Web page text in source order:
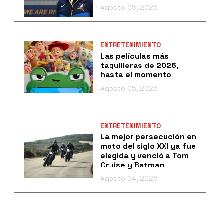
Agosto 05, 2026
ENTRETENIMIENTO
Las películas más
taquilleras de 2026,
hasta el momento
Agosto 05, 2026
ENTRETENIMIENTO
La mejor persecución en
moto del siglo XXI ya fue
elegida y venció a Tom
Cruise y Batman
Agosto 04, 2026